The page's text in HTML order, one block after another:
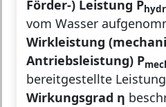
Förder-) Leistung Phydr
vom Wasser
Wirkleistung
Antriebsleistung) P
bereitgestellte
Wirkungsgrad η